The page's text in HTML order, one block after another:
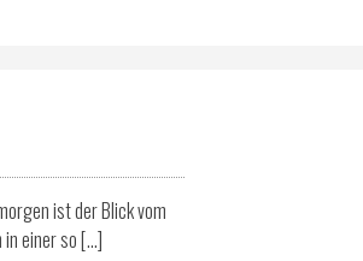
ist der Blick vom
in einer so […]